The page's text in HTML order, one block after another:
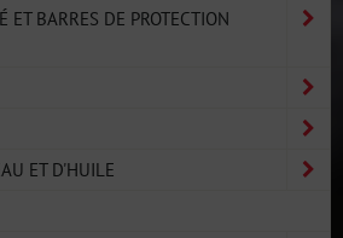
ET BARRES DE PROTECTION
ET D'HUILE